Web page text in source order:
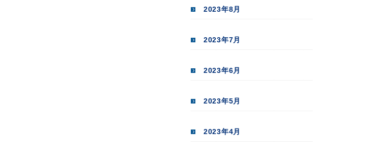
2023年8月
2023年7月
2023年6月
2023年5月
2023年4月